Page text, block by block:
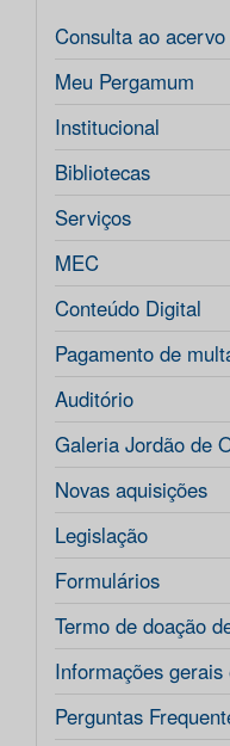
Consulta ao acervo
Meu Pergamum
Institucional
Bibliotecas
Serviços
MEC
Conteúdo Digital
Pagamento de
Auditório
Galeria Jordão de
Novas aquisições
Legislação
Formulários
Termo de doação
Informações
Perguntas